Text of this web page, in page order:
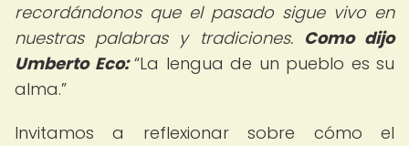
recordándonos que el pasado sigue vivo en
nuestras palabras y tradiciones. Como dijo
Umberto Eco: La lengua de un pueblo es su
alma.
Invitamos a reflexionar sobre cómo el